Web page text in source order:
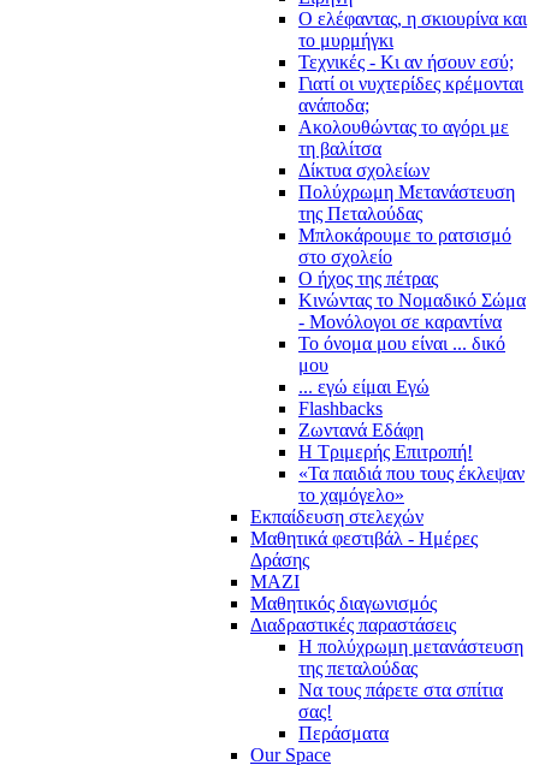
Ο ελέφαντας, η σκιουρίνα και
το μυρμήγκι
Τεχνικές - Κι αν ήσουν εσύ;
Γιατί οι νυχτερίδες κρέμονται
ανάποδα;
Ακολουθώντας το αγόρι με
τη βαλίτσα
Δίκτυα σχολείων
Πολύχρωμη Μετανάστευση
της Πεταλούδας
Μπλοκάρουμε το ρατσισμό
στο σχολείο
Ο ήχος της πέτρας
Κινώντας το Νομαδικό Σώμα
- Μονόλογοι σε καραντίνα
Το όνομα μου είναι ... δικό
μου
... εγώ είμαι Εγώ
Flashbacks
Ζωντανά Εδάφη
Η Τριμερής Επιτροπή!
«Τα παιδιά που τους έκλεψαν
το χαμόγελο»
Εκπαίδευση στελεχών
Μαθητικά φεστιβάλ - Ημέρες
Δράσης
ΜΑΖΙ
Μαθητικός διαγωνισμός
Διαδραστικές παραστάσεις
Η πολύχρωμη μετανάστευση
της πεταλούδας
Να τους πάρετε στα σπίτια
σας!
Περάσματα
Our Space